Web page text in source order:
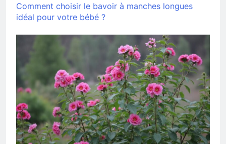
Comment choisir le bavoir à manches longues
idéal pour votre bébé ?